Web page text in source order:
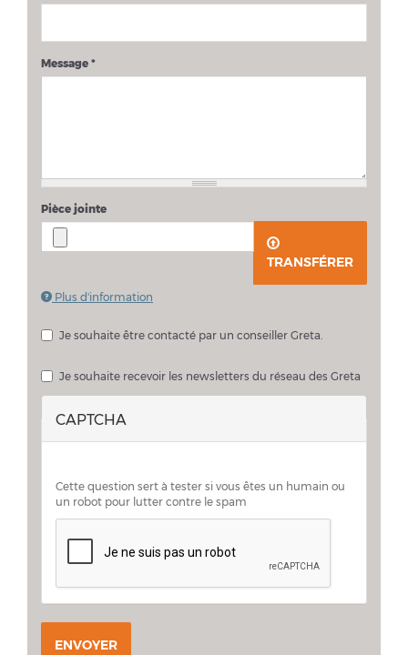
Message *
Pièce jointe
TRANSFÉRER
Plus d'information
Extensions autorisées :pdf doc docx.
Je souhaite être contacté par un conseiller Greta.
Je souhaite recevoir les newsletters du réseau des Greta
CAPTCHA
Cette question sert à tester si vous êtes un humain ou
un robot pour lutter contre le spam
ENVOYER